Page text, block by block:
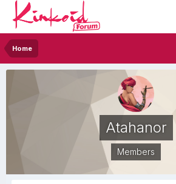
Home
Atahanor
Members